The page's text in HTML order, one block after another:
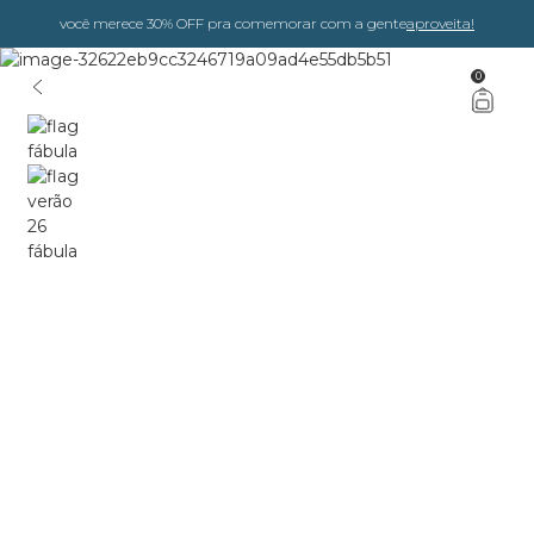
você merece 30% OFF pra comemorar com a genteaproveita!
0